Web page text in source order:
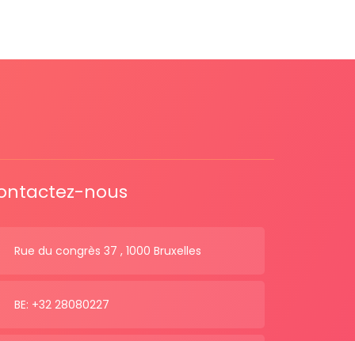
nous
Rue du congrès 37 , 1000 Bruxelles
BE: +32 28080227